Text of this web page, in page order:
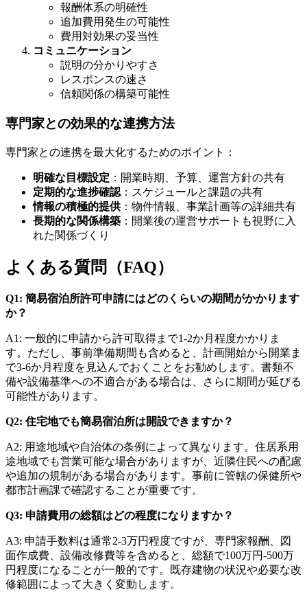
報酬体系の明確性
追加費用発生の可能性
費用対効果の妥当性
コミュニケーション
説明の分かりやすさ
レスポンスの速さ
信頼関係の構築可能性
専門家との効果的な連携方法
専門家との連携を最大化するためのポイント：
明確な目標設定 ：開業時期、予算、運営方針の共有
定期的な進捗確認 ：スケジュールと課題の共有
情報の積極的提供：物件情報、事業計画等の詳細共有
長期的な関係構築 ：開業後の運営サポートも視野に入
れた関係づくり
よくある質問（FAQ）
Q1: 簡易宿泊所許可申請にはどのくらいの期間がかかります
か？
A1: 一般的に申請から許可取得まで1-2か月程度かかりま
す。ただし、事前準備期間も含めると、計画開始から開業ま
で3-6か月程度を見込んでおくことをお勧めします。書類不
備や設備基準への不適合がある場合は、さらに期間が延びる
可能性があります。
Q2: 住宅地でも簡易宿泊所は開設できますか？
A2: 用途地域や自治体の条例によって異なります。住居系用
途地域でも営業可能な場合がありますが、近隣住民への配慮
や追加の規制がある場合があります。事前に管轄の保健所や
都市計画課で確認することが重要です。
Q3: 申請費用の総額はどの程度になりますか？
A3: 申請手数料は通常2-3万円程度ですが、専門家報酬、図
面作成費、設備改修費等を含めると、総額で100万円-500万
円程度になることが一般的です。既存建物の状況や必要な改
修範囲によって大きく変動します。